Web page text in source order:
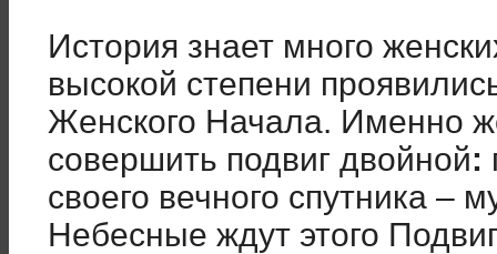
История знает много
высокой степени
Женского Начала. Именно
совершить подвиг двойной:
своего вечного спутника –
Небесные ждут этого